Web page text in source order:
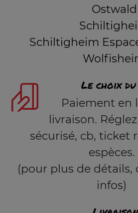
Ostwald
Schiltigheim
Le choix
Paiement en
livraison.
sécurisé, cb, ticket
espèces.
(pour plus de détails,
infos)